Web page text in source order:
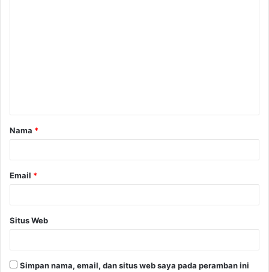
Nama *
Email *
Situs Web
Simpan nama, email, dan situs web saya pada peramban ini